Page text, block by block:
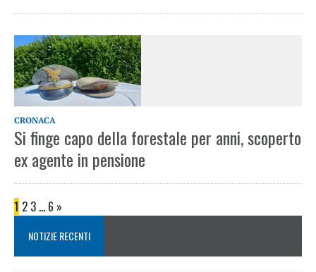
CRONACA
Si finge capo della forestale per anni, scoperto
ex agente in pensione
1 2 3 … 6 »
NOTIZIE RECENTI